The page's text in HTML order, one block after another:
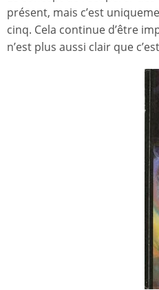
présent, mais c’est
cinq. Cela continue d’être
n’est plus aussi clair que